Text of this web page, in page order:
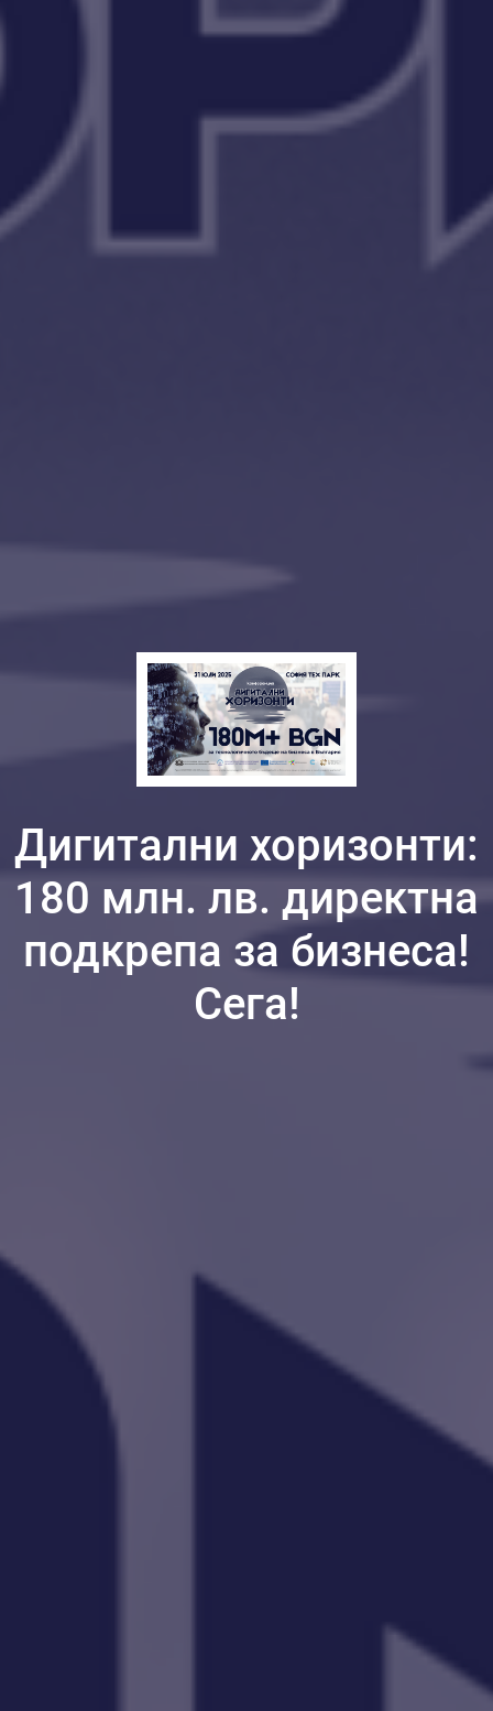
Дигитални хоризонти:
180 млн. лв. директна
подкрепа за бизнеса!
Сега!